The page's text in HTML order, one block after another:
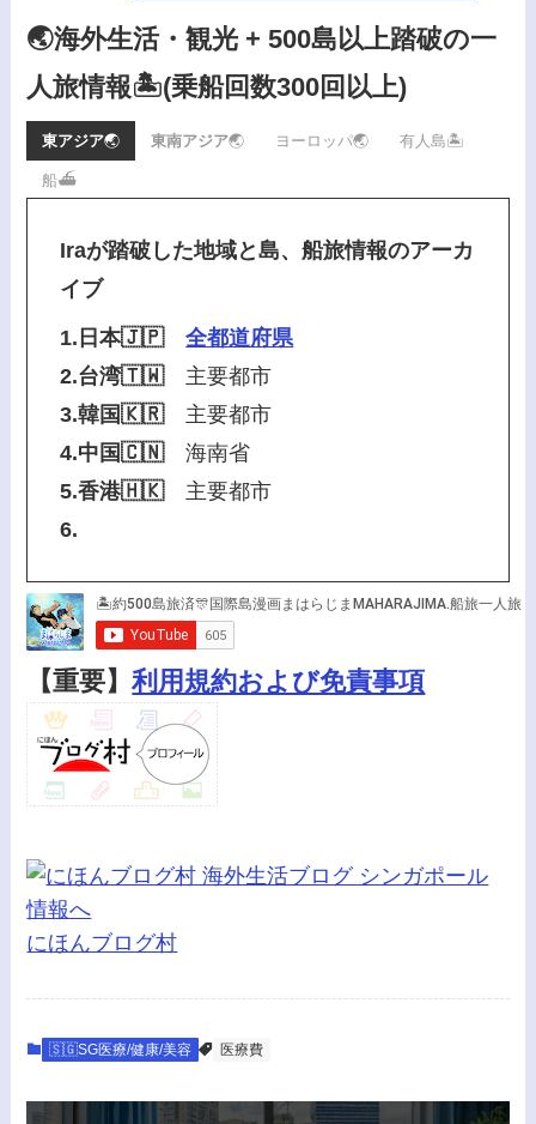
🌏海外生活・観光 + 500島以上踏破の一
人旅情報🏝️(乗船回数300回以上)
東アジア🌏 東南アジア🌏 ヨーロッパ🌏 有人島🏝️
船⛴️
Iraが踏破した地域と島、船旅情報のアーカ
イブ
1.日本🇯🇵
全都道府県
2.台湾🇹🇼主要都市
3.韓国🇰🇷主要都市
4.中国🇨🇳海南省
5.香港🇭🇰主要都市
6.
【重要】利用規約および免責事項
にほんブログ村
🇸🇬SG医療/健康/美容 医療費